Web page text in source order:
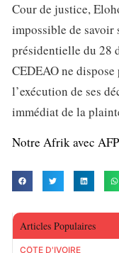
Cour de justice,
impossible de savoir
présidentielle du 28
CEDEAO ne
l’exécution de ses
immédiat de la
Notre Afrik avec AFP
Articles Populaires
CÔTE D'IVOIRE